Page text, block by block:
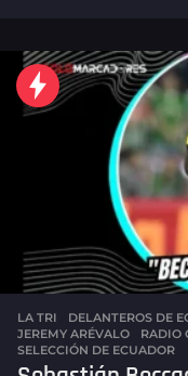
LA TRI DELANTEROS DE
JEREMY ARÉVALO
,RADIO
SELECCIÓN DE ECUADOR